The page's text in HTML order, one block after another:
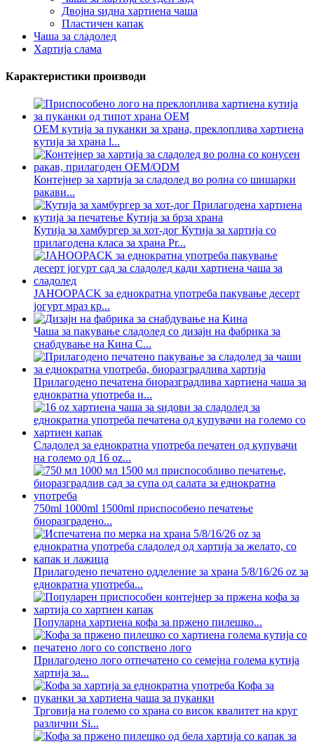
Двојна ѕидна хартиена чаша
Пластичен капак
Чаша за сладолед
Хартија слама
Карактеристики производи
ОЕМ кутија за пуканки за храна, преклоплива хартиена
кутија за храна l...
Контејнер за хартија за сладолед во ролна со шишарки
ракави...
Кутија за хамбургер за хот-дог Кутија за хартија со
прилагодена класа за храна Pr...
JAHOOPACK за еднократна употреба пакување десерт
јогурт мраз кр...
Чаша за пакување сладолед со дизајн на фабрика за
снабдување на Кина C...
Прилагодено печатена биоразградлива хартиена чаша за
еднократна употреба и...
Сладолед за еднократна употреба печатен од купувачи
на големо од 16 oz...
750ml 1000ml 1500ml приспособено печатење
биоразградено...
Прилагодено печатено одделение за храна 5/8/16/26 oz за
еднократна употреба...
Популарна хартиена кофа за пржено пилешко...
Прилагодено лого отпечатено со семејна голема кутија
хартија за...
Трговија на големо со храна со висок квалитет на круг
различни Si...